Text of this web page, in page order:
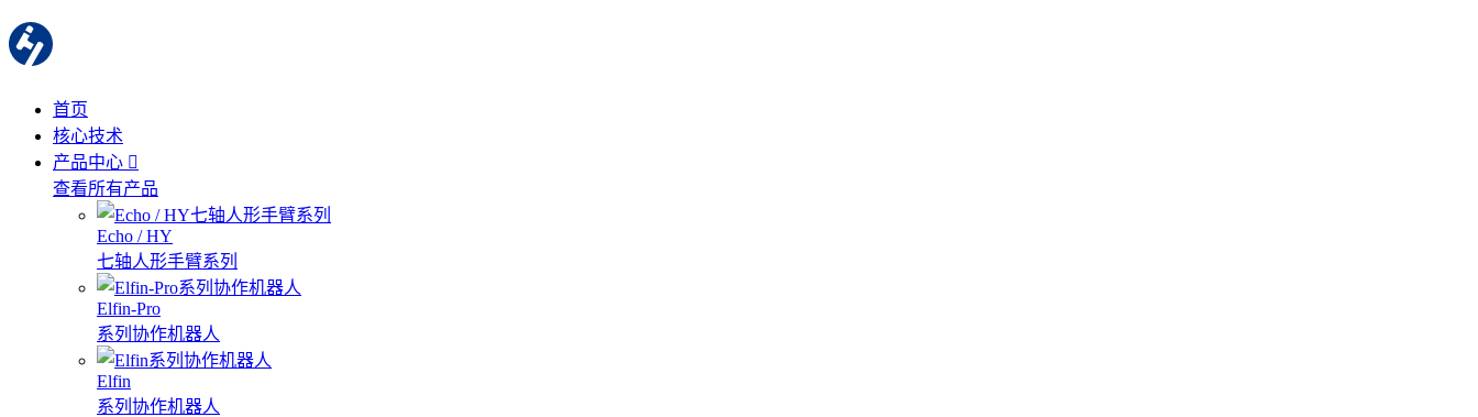
首页
核心技术
产品中心
查看所有产品
Echo / HY
七轴人形手臂系列
Elfin-Pro
系列协作机器人
Elfin
系列协作机器人